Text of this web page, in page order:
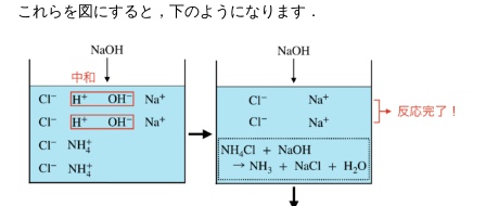
これらを図にすると，下のようになります．